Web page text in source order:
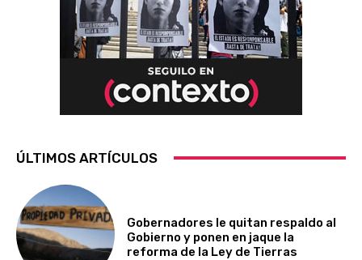
ÚLTIMOS ARTÍCULOS
Gobernadores le quitan respaldo al
Gobierno y ponen en jaque la
reforma de la Ley de Tierras